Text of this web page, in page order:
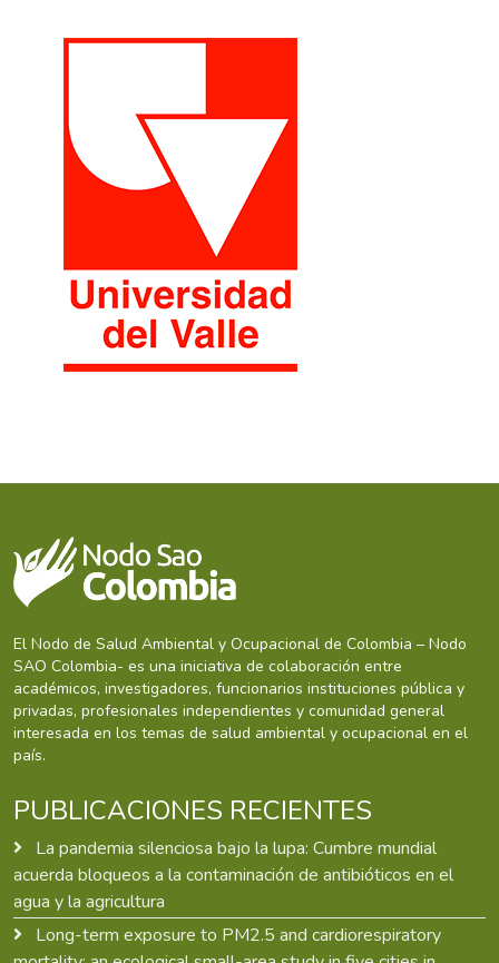
El Nodo de Salud Ambiental y Ocupacional de Colombia – Nodo
SAO Colombia- es una iniciativa de colaboración entre
académicos, investigadores, funcionarios instituciones pública y
privadas, profesionales independientes y comunidad general
interesada en los temas de salud ambiental y ocupacional en el
país.
PUBLICACIONES RECIENTES
La pandemia silenciosa bajo la lupa: Cumbre mundial
acuerda bloqueos a la contaminación de antibióticos en el
agua y la agricultura
Long-term exposure to PM2.5 and cardiorespiratory